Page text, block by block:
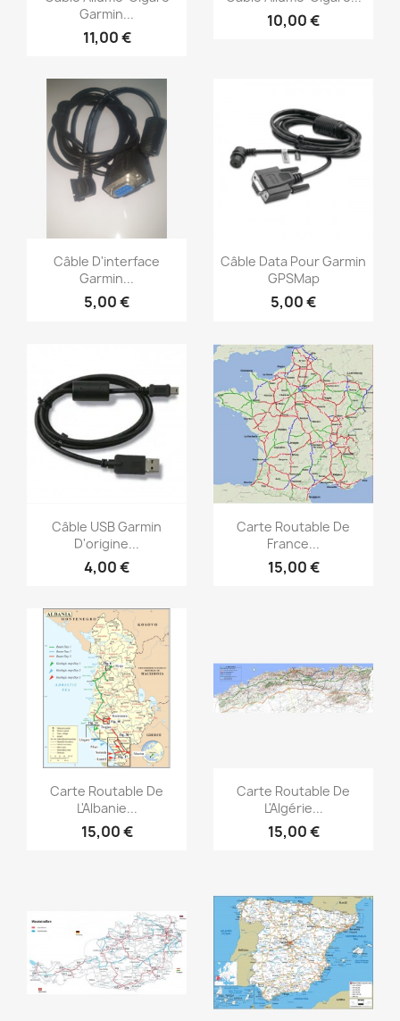
Garmin...
11,00 €
10,00 €
Aperçu rapide
Câble D'interface
Garmin...
5,00 €
Aperçu rapide
Câble Data Pour Garmin
GPSMap
5,00 €
Aperçu rapide
Câble USB Garmin
D'origine...
4,00 €
Aperçu rapide
Carte Routable De
France...
15,00 €
Aperçu rapide
Carte Routable De
L'Albanie...
15,00 €
Aperçu rapide
Carte Routable De
L'Algérie...
15,00 €